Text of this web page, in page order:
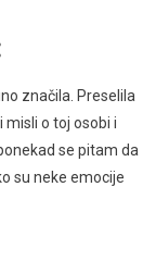
značila. Preselila
misli o toj osobi i
se pitam da
su neke emocije